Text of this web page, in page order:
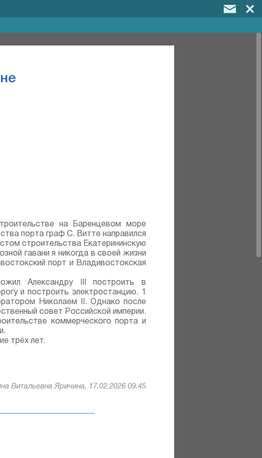
на Баренцевом море
порта граф С. Витте направился
строительства Екатерининскую
гавани я никогда в своей жизни
порт и Владивостокская
Александру III построить в
и построить электростанцию. 1
Николаем II. Однако после
совет Российской империи.
коммерческого порта и
трёх лет.
Витальевна Яричина, 17.02.2026 09:45